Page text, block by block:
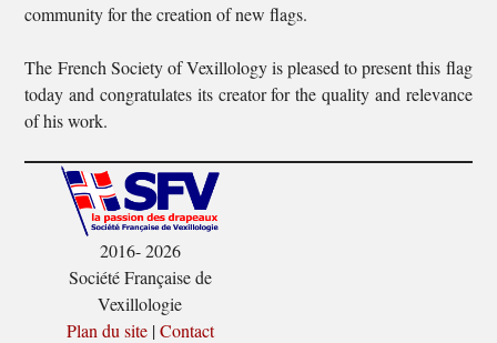
community for the creation of new flags.
The French Society of Vexillology is pleased to present this flag
today and congratulates its creator for the quality and relevance
of his work.
2016- 2026
Société Française de
Vexillologie
Plan du site|Contact